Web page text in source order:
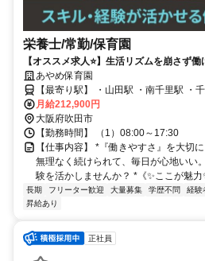
栄養士/常勤/保育園
【オススメ求人⭐️】生活リズムを崩さず
あやめ保育園
【最寄り駅】 ・山田駅 ・南千里駅 ・
月給212,900円
大阪府吹田市
【勤務時間】 （1）08:00～17:30
【仕事内容】 *『働きやすさ』を大切
無理なく続けられて、毎日が心地いい
験を活かしませんか？ *《✨ここが魅
長期 フリーター歓迎 大量募集 学歴不問 経験
昇給あり
正社員